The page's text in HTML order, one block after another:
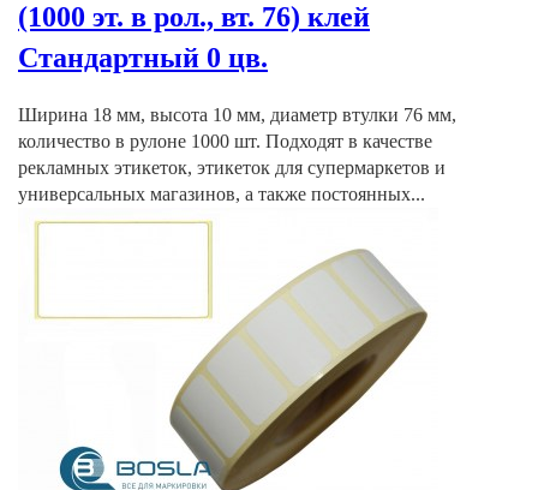
(1000 эт. в рол., вт. 76) клей
Стандартный 0 цв.
Ширина 18 мм, высота 10 мм, диаметр втулки 76 мм,
количество в рулоне 1000 шт. Подходят в качестве
рекламных этикеток, этикеток для супермаркетов и
универсальных магазинов, а также постоянных...